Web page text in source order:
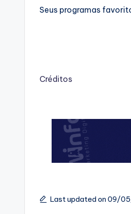
Seus programas
Créditos
Last updated on 09/